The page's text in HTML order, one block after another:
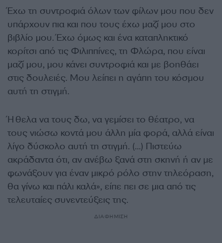
Έχω τη συντροφιά όλων των φίλων μου που δεν
υπάρχουν πια και που τους έχω μαζί μου στο
βιβλίο μου. Έχω όμως και ένα καταπληκτικό
κορίτσι από τις Φιλιππίνες, τη Φλώρα, που είναι
μαζί μου, μου κάνει συντροφιά και με βοηθάει
στις δουλειές. Μου λείπει η αγάπη του κόσμου
αυτή τη στιγμή.
Ήθελα να τους δω, να γεμίσει το θέατρο, να
τους νιώσω κοντά μου άλλη μία φορά, αλλά είναι
λίγο δύσκολο αυτή τη στιγμή. (…) Πιστεύω
ακράδαντα ότι, αν ανέβω ξανά στη σκηνή ή αν με
φωνάξουν για έναν μικρό ρόλο στην τηλεόραση,
θα γίνω και πάλι καλά», είπε πει σε μια από τις
τελευταίες συνεντεύξεις της.
ΔΙΑΦΗΜΙΣΗ